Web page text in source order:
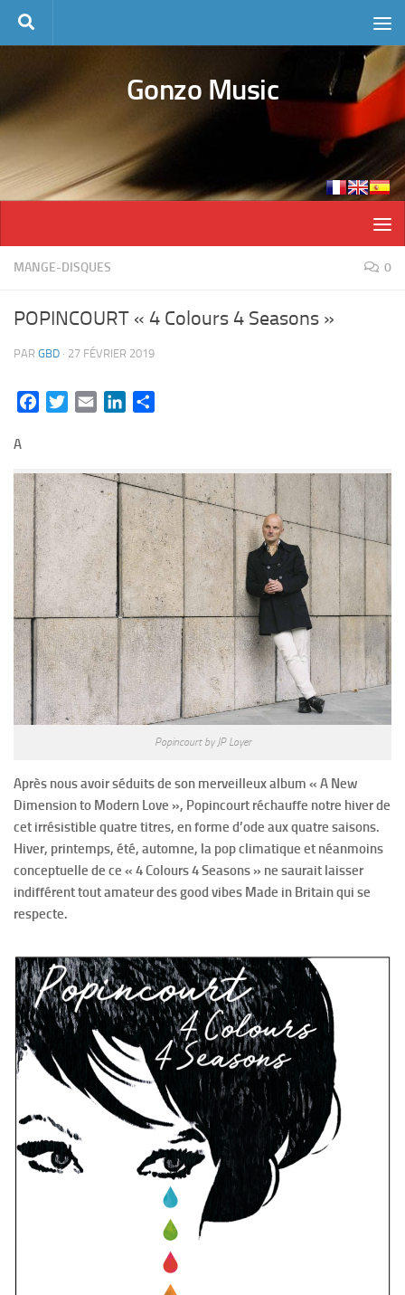
Skip to content
Gonzo Music
MANGE-DISQUES 0
POPINCOURT « 4 Colours 4 Seasons »
PAR GBD · 27 FÉVRIER 2019
FacebookTwitterEmail LinkedIn
A
Popincourt by JP Loyer
Après nous avoir séduits de son merveilleux album « A New
Dimension to Modern Love », Popincourt réchauffe notre hiver de
cet irrésistible quatre titres, en forme d’ode aux quatre saisons.
Hiver, printemps, été, automne, la pop climatique et néanmoins
conceptuelle de ce « 4 Colours 4 Seasons » ne saurait laisser
indifférent tout amateur des good vibes Made in Britain qui se
respecte.